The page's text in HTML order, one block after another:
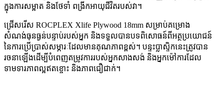
ក្នុងការសម្អាត និងថែទាំ ពង្រីកអាយុជីវិតរបស់វា។
ជ្រើសរើស ROCPLEX Xlife Plywood 18mm សម្រាប់គម្រោង
សំណង់ធុនធ្ងន់បន្ទាប់របស់អ្នក និងទទួលបានបទពិសោធន៍ពីអត្ថប្រយោជន៍
នៃការប្រើប្រាស់សម្ភារៈដែលមានគុណភាពខ្ពស់។ បន្ទះប្លាស្ទិកនេះត្រូវបាន
រចនាឡើងដើម្បីបំពេញតម្រូវការរបស់អ្នកសាងសង់ និងអ្នកម៉ៅការដែល
ទាមទារភាពល្អឥតខ្ចោះ និងភាពជឿជាក់។